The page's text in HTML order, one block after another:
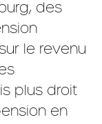
des
le revenu
plus droit
en